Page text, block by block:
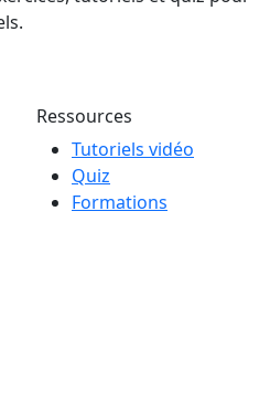
Ressources
Tutoriels vidéo
Quiz
Formations